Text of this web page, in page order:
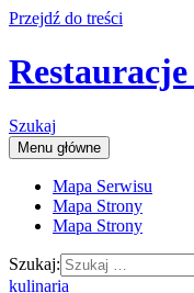
Przejdź do treści
Szukaj
Menu główne
Mapa Serwisu
Mapa Strony
Mapa Strony
Szukaj:
kulinaria